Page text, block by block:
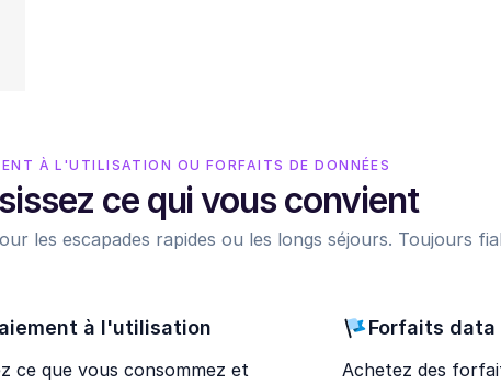
À L'UTILISATION OU FORFAITS DE DONNÉES
ce qui vous convient
les escapades rapides ou les longs séjours. Toujours
à l'utilisation
ce que vous consommez et
Forfaits data
Achetez des